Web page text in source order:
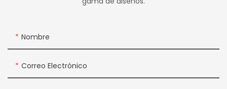
Nombre
Correo Electrónico